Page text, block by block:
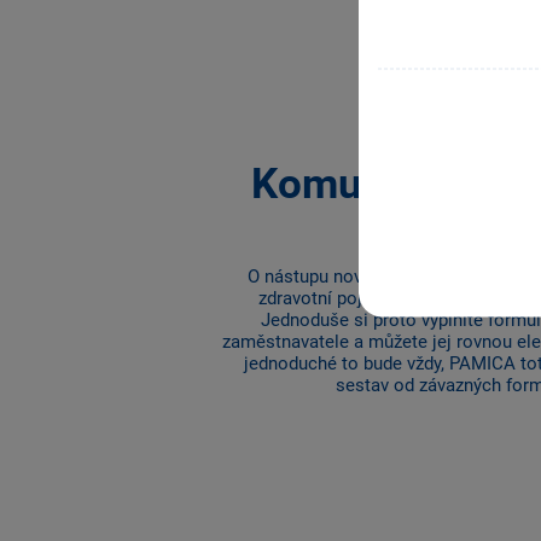
Komunikace s
O nástupu nového zaměstnance
zdravotní pojišťovnu a okresní
Jednoduše si proto vyplníte
zaměstnavatele a můžete jej rovnou
jednoduché to bude vždy, PAMICA
sestav od závazných